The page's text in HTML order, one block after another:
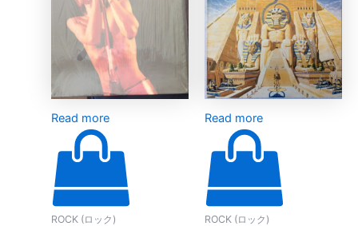
Read more
ROCK (ロック)
Read more
ROCK (ロック)